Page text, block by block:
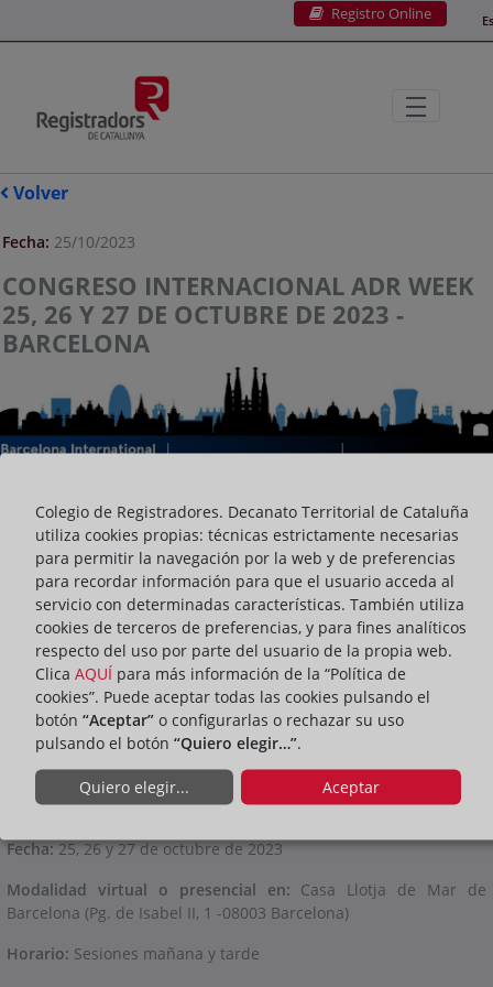
Registro Online
Volver
Fecha: 25/10/2023
CONGRESO INTERNACIONAL ADR WEEK
25, 26 Y 27 DE OCTUBRE DE 2023 -
BARCELONA
Barcelona acogerá del 25 al 27 de octubre el
ADR Week – Business Forum
, organizado por el Consolat de Mar,
con el apoyo de reconocidas instituciones públicas y privadas.
Fecha:25, 26 y 27 de octubre de 2023
Modalidad virtual o presencial en: Casa Llotja de Mar de
Barcelona (Pg. de Isabel II, 1 -08003 Barcelona)
Horario: Sesiones mañana y tarde
Colegio de Registradores. Decanato Territorial de Cataluña
utiliza cookies propias: técnicas estrictamente necesarias
para permitir la navegación por la web y de preferencias
para recordar información para que el usuario acceda al
servicio con determinadas características. También utiliza
cookies de terceros de preferencias, y para fines analíticos
respecto del uso por parte del usuario de la propia web.
Clica AQUÍ para más información de la “Política de
cookies”. Puede aceptar todas las cookies pulsando el
botón “Aceptar” o configurarlas o rechazar su uso
pulsando el botón “Quiero elegir…”.
Quiero elegir... Aceptar